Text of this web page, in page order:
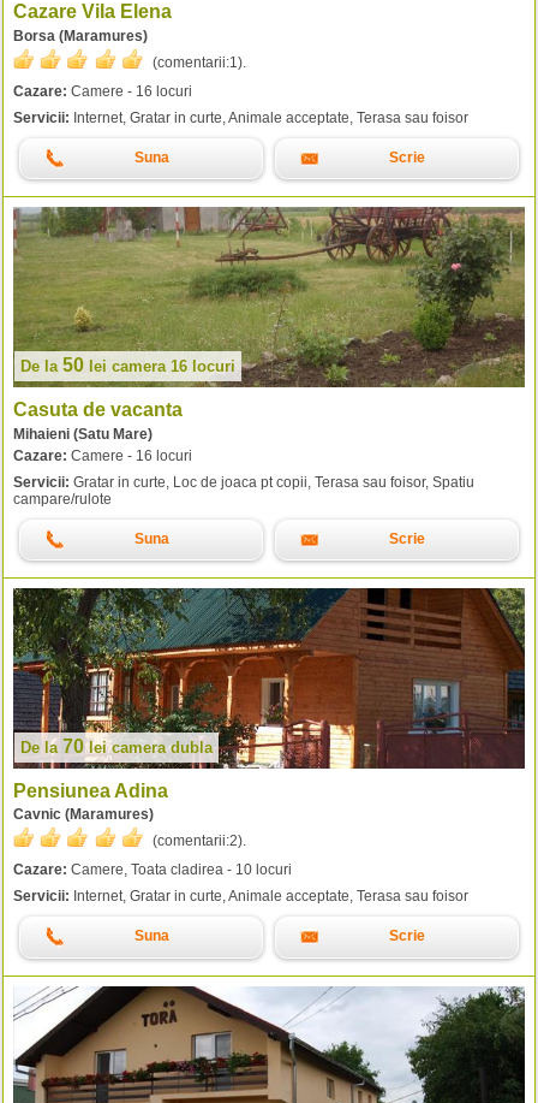
Cazare Vila Elena
Borsa (Maramures)
(comentarii:1).
Cazare: Camere - 16 locuri
Servicii: Internet, Gratar in curte, Animale acceptate, Terasa sau foisor
Suna Scrie
De la 50 lei camera 16 locuri
Casuta de vacanta
Mihaieni (Satu Mare)
Cazare: Camere - 16 locuri
Servicii: Gratar in curte, Loc de joaca pt copii, Terasa sau foisor, Spatiu
campare/rulote
Suna Scrie
De la 70leicamera dubla
Pensiunea Adina
Cavnic (Maramures)
(comentarii:2).
Cazare: Camere, Toata cladirea - 10 locuri
Servicii: Internet, Gratar in curte, Animale acceptate, Terasa sau foisor
Suna Scrie